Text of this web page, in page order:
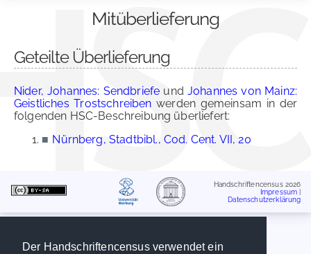
Der Handschriftencensus verwendet ein
Mitüberlieferung
Geteilte Überlieferung
Nider, Johannes: Sendbriefe undJohannes von Mainz:
Geistliches Trostschreiben werden gemeinsam in der
folgenden HSC-Beschreibung überliefert:
■ Nürnberg, Stadtbibl., Cod. Cent. VII, 20
Handschriftencensus 2026
Impressum
Datenschutzerklärung